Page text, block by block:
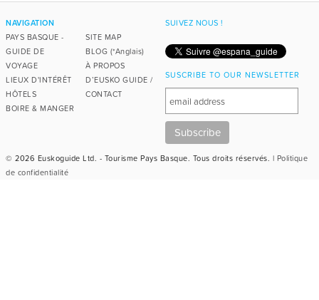
NAVIGATION
PAYS BASQUE -
GUIDE DE
VOYAGE
LIEUX D'INTÉRÊT
HÔTELS
BOIRE & MANGER
SITE MAP
BLOG (*Anglais)
À PROPOS
D’EUSKO GUIDE /
CONTACT
SUIVEZ NOUS !
SUSCRIBE TO OUR NEWSLETTER
© 2026 Euskoguide Ltd. - Tourisme Pays Basque. Tous droits réservés. | Politique
de confidentialité